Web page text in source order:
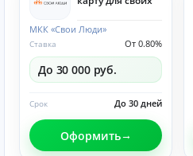
МКК «Свои Люди»
От 0.80%
Ставка
До 30 000 руб.
До 30 дней
Срок
Оформить